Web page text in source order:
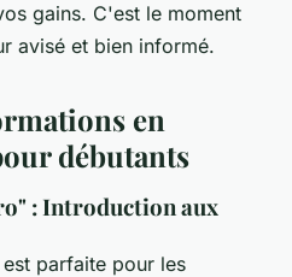
gains. C'est le moment
avisé et bien informé.
en
débutants
: Introduction aux
parfaite pour les